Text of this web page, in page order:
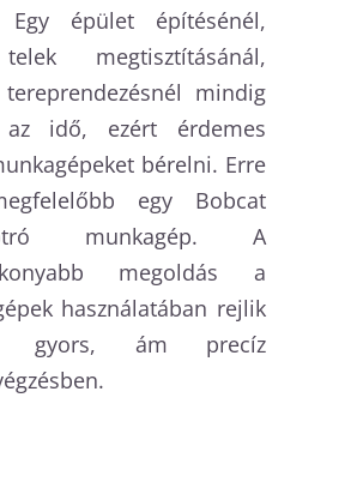
Egy épület építésénél,
megtisztításánál,
tereprendezésnél mindig
idő, ezért érdemes
bérelni. Erre
egy Bobcat
munkagép. A
megoldás a
használatában rejlik
ám precíz